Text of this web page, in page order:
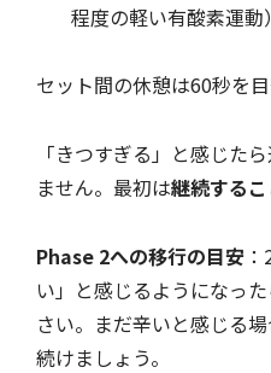
程度の軽い有酸素運動）
セット間の休憩は60秒を
「きつすぎる」と感じた
ません。最初は継続する
Phase 2への移行の目安
い」と感じるようになっ
さい。まだ辛いと感じる
続けましょう。